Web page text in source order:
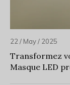
22 / May / 2025
Transformez
Masque LED